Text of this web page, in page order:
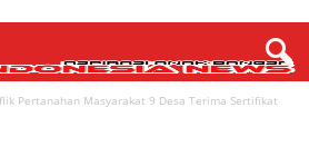
Pertanahan Masyarakat 9 Desa Terima Sertifikat